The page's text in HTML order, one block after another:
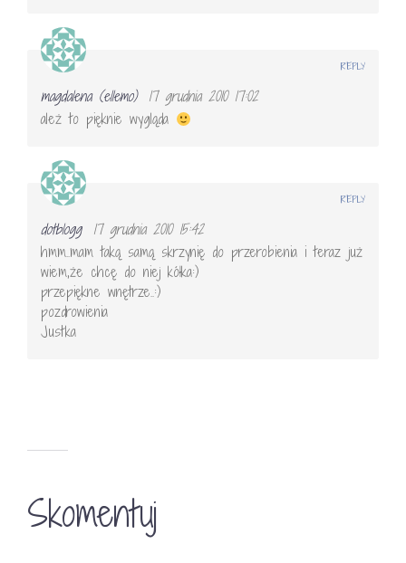
magdalena (ellemo)
17 grudnia 2010 17:02
ależ to pięknie wygląda
REPLY
dotblogg
17 grudnia 2010 15:42
hmm..mam taką samą skrzynię do przerobienia i teraz już
wiem,że chcę do niej kółka:)
przepiękne wnętrze..:)
pozdrowienia
Justka
REPLY
Skomentuj